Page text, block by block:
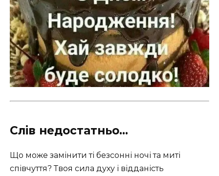
Слів недостатньо…
Що може замінити ті безсонні ночі та миті
співчуття? Твоя сила духу і відданість